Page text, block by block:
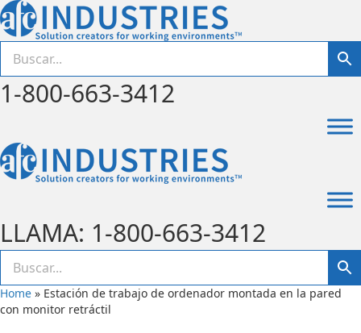
1-800-663-3412
LLAMA: 1-800-663-3412
Home » Estación de trabajo de ordenador montada en la pared
con monitor retráctil